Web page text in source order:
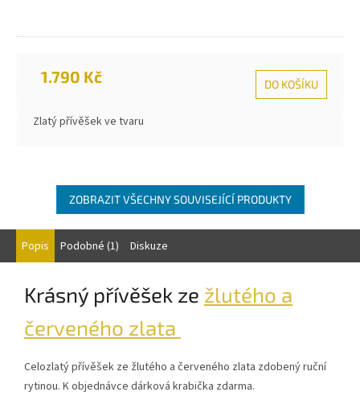
1.790 Kč DO KOŠÍKU
Zlatý přívěšek ve tvaru
ZOBRAZIT VŠECHNY SOUVISEJÍCÍ PRODUKTY
Popis Podobné (1) Diskuze
Krásný přívěšek ze žlutého a
červeného zlata
Celozlatý přívěšek ze žlutého a červeného zlata zdobený ruční
rytinou. K objednávce dárková krabička zdarma.